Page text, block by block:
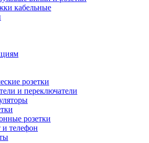
кабельные
розетки
и переключатели
розетки
телефон